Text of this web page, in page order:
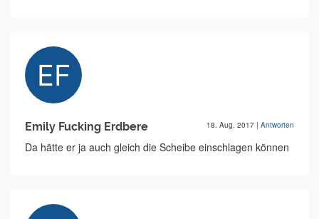
Emily Fucking Erdbere 18. Aug. 2017 | Antworten
Da hätte er ja auch gleich die Scheibe einschlagen können